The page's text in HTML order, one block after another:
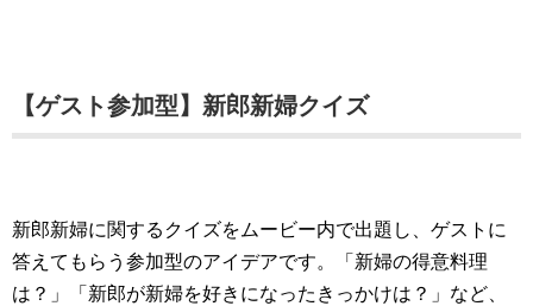
【ゲスト参加型】新郎新婦クイズ
新郎新婦に関するクイズをムービー内で出題し、ゲストに
答えてもらう参加型のアイデアです。「新婦の得意料理
は？」「新郎が新婦を好きになったきっかけは？」など、